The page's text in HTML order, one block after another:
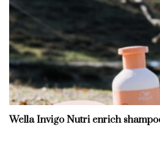
Wella Invigo Nutri enrich